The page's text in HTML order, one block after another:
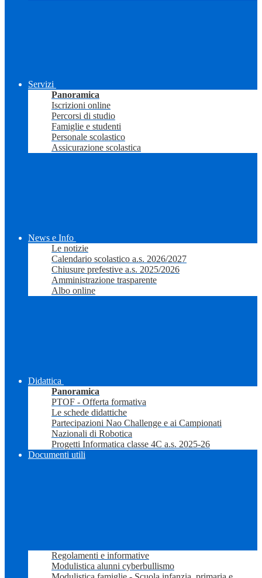
Servizi
Panoramica
Iscrizioni online
Percorsi di studio
Famiglie e studenti
Personale scolastico
Assicurazione scolastica
News e Info
Le notizie
Calendario scolastico a.s. 2026/2027
Chiusure prefestive a.s. 2025/2026
Amministrazione trasparente
Albo online
Didattica
Panoramica
PTOF - Offerta formativa
Le schede didattiche
Partecipazioni Nao Challenge e ai Campionati
Nazionali di Robotica
Progetti Informatica classe 4C a.s. 2025-26
Documenti utili
Regolamenti e informative
Modulistica alunni cyberbullismo